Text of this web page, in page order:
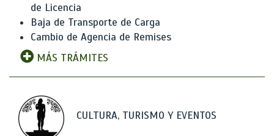
de Licencia
Baja de Transporte de Carga
Cambio de Agencia de Remises
MÁS TRÁMITES
CULTURA, TURISMO Y EVENTOS